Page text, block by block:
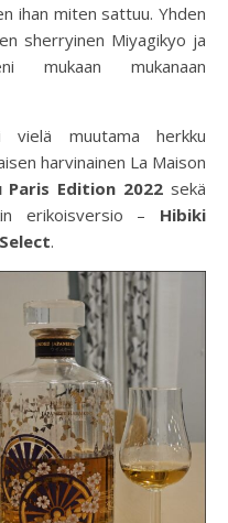
ihan miten sattuu. Yhden
sherryinen Miyagikyo ja
mukaan mukanaan
vielä muutama herkku
harvinainen La Maison
Paris Edition 2022 sekä
erikoisversio – Hibiki
.